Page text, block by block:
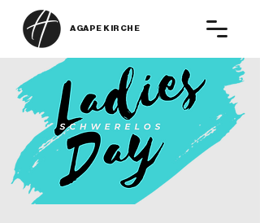
AGAPE KIRCHE